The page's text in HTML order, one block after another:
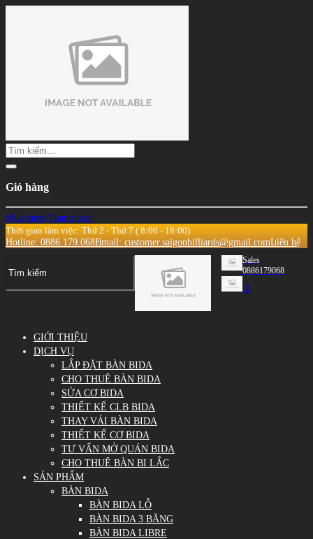
Giỏ hàng
Mua thêm Thanh toán
Thời gian làm việc: Thứ 2 - Thứ 7 ( 8:00 - 18:00)
Hotline: 0886.179.068Email: customer.saigonbilliards@gmail.comLiên hệ
Sales
0886179068
0
GIỚI THIỆU
DỊCH VỤ
LẮP ĐẶT BÀN BIDA
CHO THUÊ BÀN BIDA
SỬA CƠ BIDA
THIẾT KẾ CLB BIDA
THAY VẢI BÀN BIDA
THIẾT KẾ CƠ BIDA
TƯ VẤN MỞ QUÁN BIDA
CHO THUÊ BÀN BI LẮC
SẢN PHẨM
BÀN BIDA
BÀN BIDA LỖ
BÀN BIDA 3 BĂNG
BÀN BIDA LIBRE